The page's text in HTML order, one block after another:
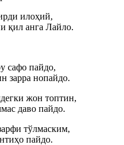
илоҳий,
қил анга Лайло.
сафо пайдо,
зарра нопайдо.
жон топтин,
даво пайдо.
тўлмаским,
пайдо.